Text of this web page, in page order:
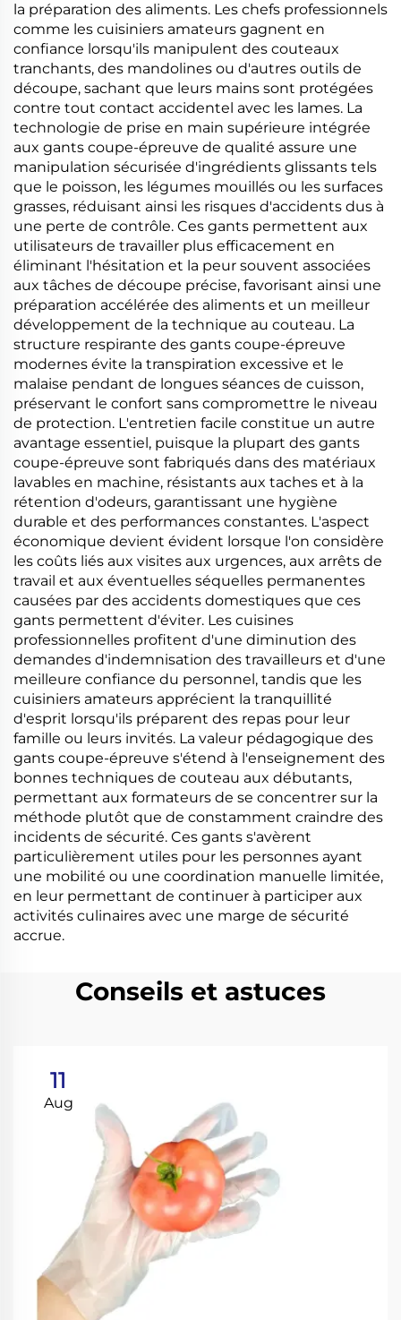
la préparation des aliments. Les chefs professionnels
comme les cuisiniers amateurs gagnent en
confiance lorsqu'ils manipulent des couteaux
tranchants, des mandolines ou d'autres outils de
découpe, sachant que leurs mains sont protégées
contre tout contact accidentel avec les lames. La
technologie de prise en main supérieure intégrée
aux gants coupe-épreuve de qualité assure une
manipulation sécurisée d'ingrédients glissants tels
que le poisson, les légumes mouillés ou les surfaces
grasses, réduisant ainsi les risques d'accidents dus à
une perte de contrôle. Ces gants permettent aux
utilisateurs de travailler plus efficacement en
éliminant l'hésitation et la peur souvent associées
aux tâches de découpe précise, favorisant ainsi une
préparation accélérée des aliments et un meilleur
développement de la technique au couteau. La
structure respirante des gants coupe-épreuve
modernes évite la transpiration excessive et le
malaise pendant de longues séances de cuisson,
préservant le confort sans compromettre le niveau
de protection. L'entretien facile constitue un autre
avantage essentiel, puisque la plupart des gants
coupe-épreuve sont fabriqués dans des matériaux
lavables en machine, résistants aux taches et à la
rétention d'odeurs, garantissant une hygiène
durable et des performances constantes. L'aspect
économique devient évident lorsque l'on considère
les coûts liés aux visites aux urgences, aux arrêts de
travail et aux éventuelles séquelles permanentes
causées par des accidents domestiques que ces
gants permettent d'éviter. Les cuisines
professionnelles profitent d'une diminution des
demandes d'indemnisation des travailleurs et d'une
meilleure confiance du personnel, tandis que les
cuisiniers amateurs apprécient la tranquillité
d'esprit lorsqu'ils préparent des repas pour leur
famille ou leurs invités. La valeur pédagogique des
gants coupe-épreuve s'étend à l'enseignement des
bonnes techniques de couteau aux débutants,
permettant aux formateurs de se concentrer sur la
méthode plutôt que de constamment craindre des
incidents de sécurité. Ces gants s'avèrent
particulièrement utiles pour les personnes ayant
une mobilité ou une coordination manuelle limitée,
en leur permettant de continuer à participer aux
activités culinaires avec une marge de sécurité
accrue.
Conseils et astuces
11
Aug